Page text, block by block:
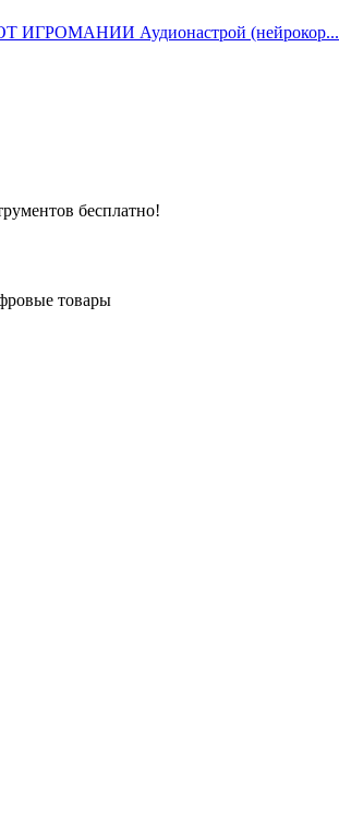
Аудионастрой (нейрокор...
бесплатно!
товары